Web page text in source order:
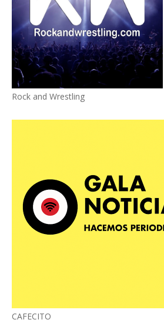
Rock and Wrestling
CAFECITO